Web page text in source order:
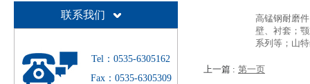
联系我们
Tel：0535-6305162
Fax：0535-6305309
高锰钢耐磨
壁、衬套；
系列等；山
上一篇 : 第一页